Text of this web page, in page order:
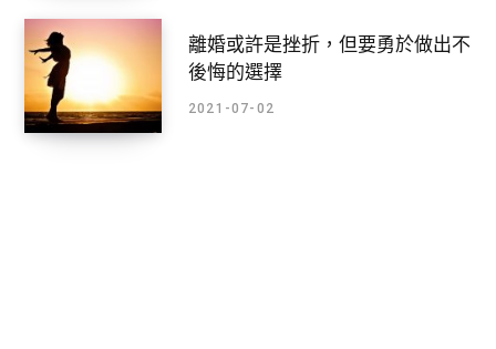
離婚或許是挫折，但要勇於做出不
後悔的選擇
2021-07-02